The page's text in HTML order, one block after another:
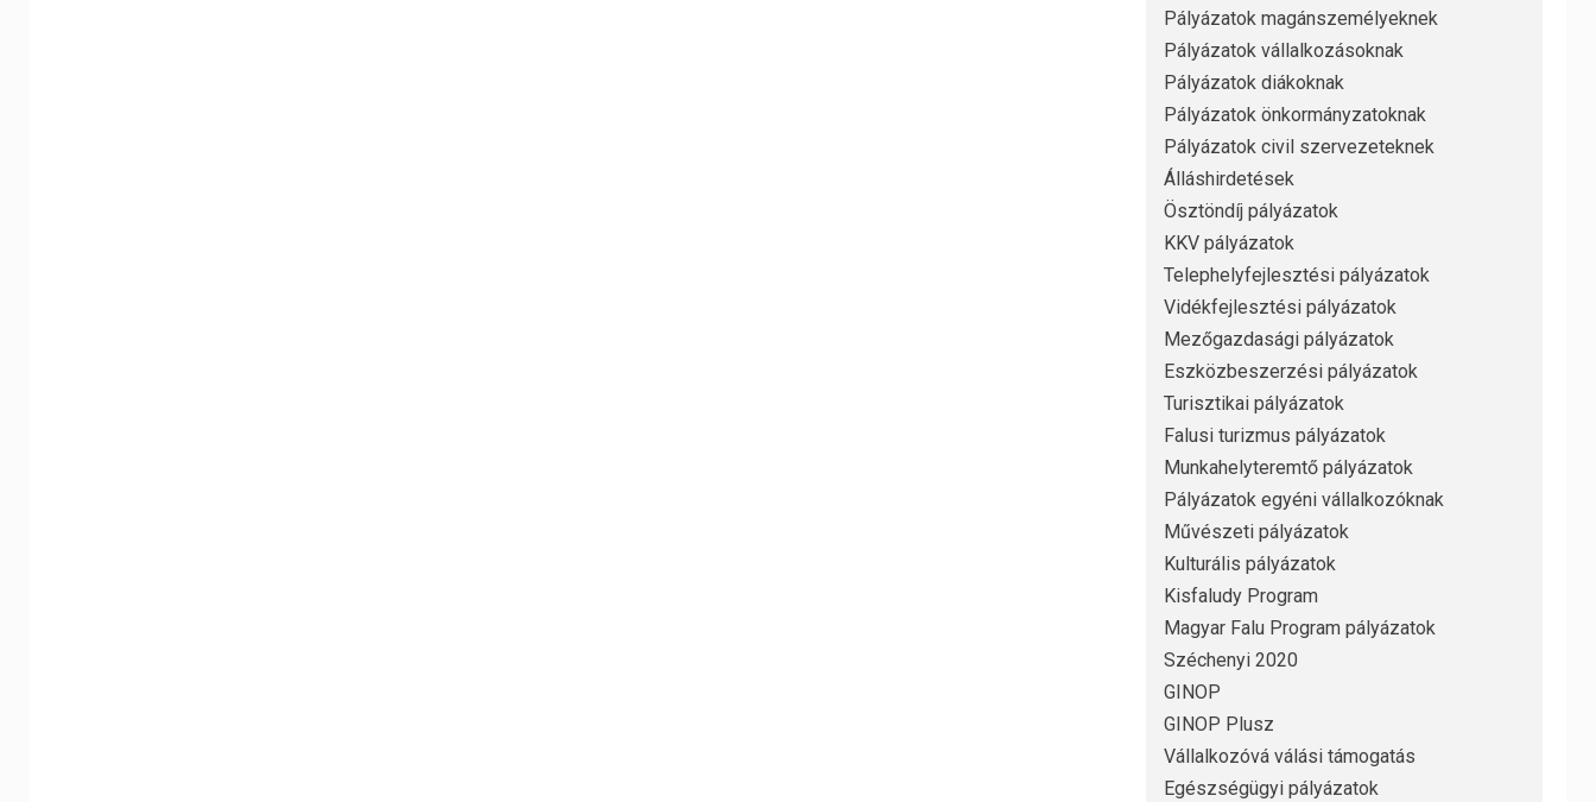
Pályázatok magánszemélyeknek
Pályázatok vállalkozásoknak
Pályázatok diákoknak
Pályázatok önkormányzatoknak
Pályázatok civil szervezeteknek
Álláshirdetések
Ösztöndíj pályázatok
KKV pályázatok
Telephelyfejlesztési pályázatok
Vidékfejlesztési pályázatok
Mezőgazdasági pályázatok
Eszközbeszerzési pályázatok
Turisztikai pályázatok
Falusi turizmus pályázatok
Munkahelyteremtő pályázatok
Pályázatok egyéni vállalkozóknak
Művészeti pályázatok
Kulturális pályázatok
Kisfaludy Program
Magyar Falu Program pályázatok
Széchenyi 2020
GINOP
GINOP Plusz
Vállalkozóvá válási támogatás
Egészségügyi pályázatok